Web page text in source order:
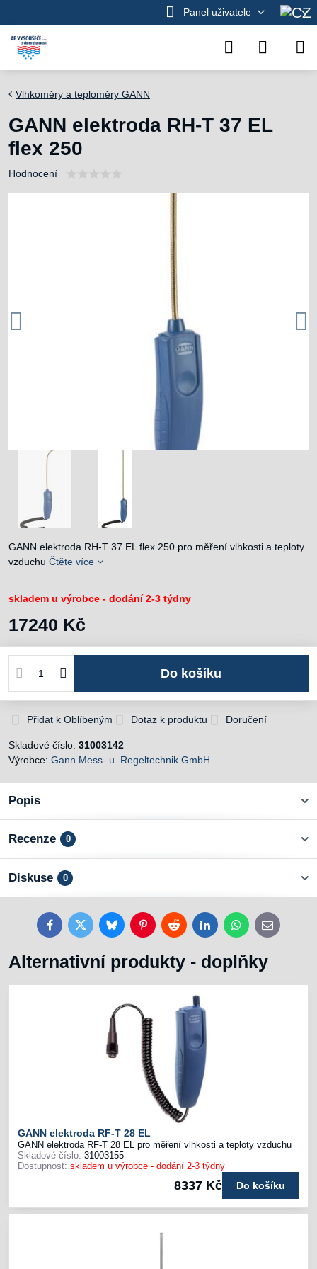
Panel uživatele
Vlhkoměry a teploměry GANN
GANN elektroda RH-T 37 EL
flex 250
Hodnocení
GANN elektroda RH-T 37 EL flex 250 pro měření vlhkosti a teploty
vzduchu Čtěte více
skladem u výrobce - dodání 2-3 týdny
17240 Kč
Do košíku
Přidat k Oblíbeným Dotaz k produktu Doručení
Skladové číslo: 31003142
Výrobce: Gann Mess- u. Regeltechnik GmbH
Popis
Recenze 0
Diskuse 0
FacebookTwitterBlueskyPinterestRedditLinkedInWhatsApp
E-
mail
Alternativní produkty - doplňky
GANN elektroda RF-T 28 EL
GANN elektroda RF-T 28 EL pro měření vlhkosti a teploty vzduchu
Skladové číslo: 31003155
Dostupnost: skladem u výrobce - dodání 2-3 týdny
8337 Kč Do košíku